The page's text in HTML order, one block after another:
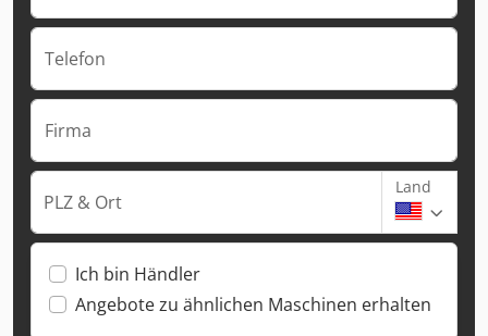
Telefon
Firma
PLZ & Ort
Land
Ich bin Händler
Angebote zu ähnlichen Maschinen erhalten